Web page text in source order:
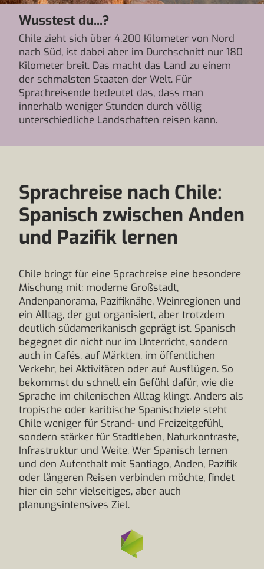
Wusstest du...?
Chile zieht sich über 4.200 Kilometer von Nord
nach Süd, ist dabei aber im Durchschnitt nur 180
Kilometer breit. Das macht das Land zu einem
der schmalsten Staaten der Welt. Für
Sprachreisende bedeutet das, dass man
innerhalb weniger Stunden durch völlig
unterschiedliche Landschaften reisen kann.
Sprachreise nach Chile:
Spanisch zwischen Anden
und Pazifik lernen
Chile bringt für eine Sprachreise eine besondere
Mischung mit: moderne Großstadt,
Andenpanorama, Pazifiknähe, Weinregionen und
ein Alltag, der gut organisiert, aber trotzdem
deutlich südamerikanisch geprägt ist. Spanisch
begegnet dir nicht nur im Unterricht, sondern
auch in Cafés, auf Märkten, im öffentlichen
Verkehr, bei Aktivitäten oder auf Ausflügen. So
bekommst du schnell ein Gefühl dafür, wie die
Sprache im chilenischen Alltag klingt. Anders als
tropische oder karibische Spanischziele steht
Chile weniger für Strand- und Freizeitgefühl,
sondern stärker für Stadtleben, Naturkontraste,
Infrastruktur und Weite. Wer Spanisch lernen
und den Aufenthalt mit Santiago, Anden, Pazifik
oder längeren Reisen verbinden möchte, findet
hier ein sehr vielseitiges, aber auch
planungsintensives Ziel.